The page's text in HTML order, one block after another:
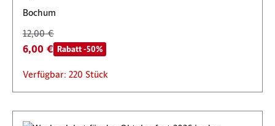
Bochum
12,00 €
6,00 € Rabatt -50%
Verfügbar: 220 Stück